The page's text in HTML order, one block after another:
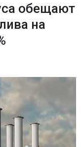
обещают
на